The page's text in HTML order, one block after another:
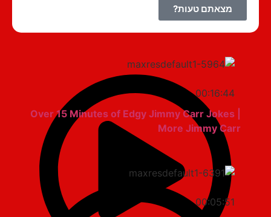
מצאתם טעות?
00:16:44
Over 15 Minutes of Edgy Jimmy Carr Jokes |
More Jimmy Carr
00:05:51